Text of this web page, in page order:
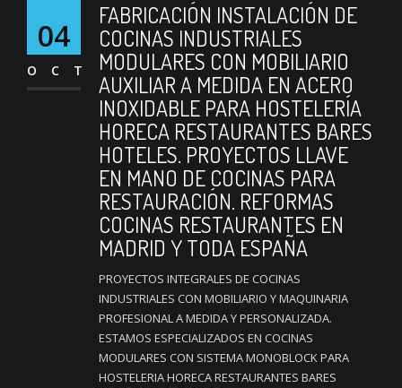
04
OCT
FABRICACIÓN INSTALACIÓN DE
COCINAS INDUSTRIALES
MODULARES CON MOBILIARIO
AUXILIAR A MEDIDA EN ACERO
INOXIDABLE PARA HOSTELERÍA
HORECA RESTAURANTES BARES
HOTELES. PROYECTOS LLAVE
EN MANO DE COCINAS PARA
RESTAURACIÓN. REFORMAS
COCINAS RESTAURANTES EN
MADRID Y TODA ESPAÑA
PROYECTOS INTEGRALES DE COCINAS
INDUSTRIALES CON MOBILIARIO Y MAQUINARIA
PROFESIONAL A MEDIDA Y PERSONALIZADA.
ESTAMOS ESPECIALIZADOS EN COCINAS
MODULARES CON SISTEMA MONOBLOCK PARA
HOSTELERIA HORECA RESTAURANTES BARES